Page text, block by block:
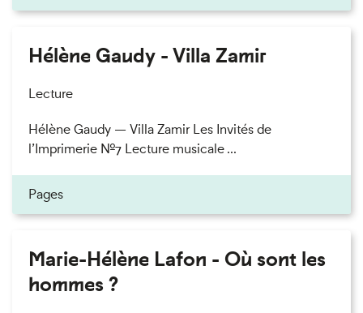
Hélène Gaudy - Villa Zamir
Lecture
Hélène Gaudy — Villa Zamir Les Invités de
l’Imprimerie n°7 Lecture musicale ...
Pages
Marie-Hélène Lafon - Où sont les
hommes ?